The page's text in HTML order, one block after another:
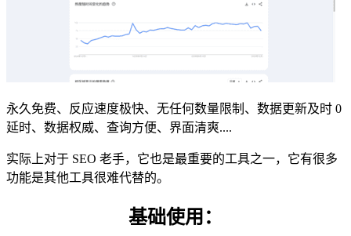
永久免费、反应速度极快、无任何数量限制、数据更新及时 0
延时、数据权威、查询方便、界面清爽....
实际上对于 SEO 老手，它也是最重要的工具之一，它有很多
功能是其他工具很难代替的。
基础使用：